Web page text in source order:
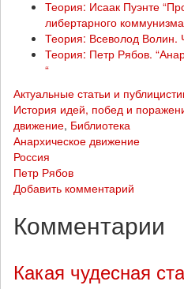
Теория: Исаак Пуэнте
либертарного коммунизма
Теория: Всеволод Волин.
Теория: Петр Рябов.
“
Актуальные статьи и
История идей, побед и
движение, Библиотека
Анархическое движение
Россия
Петр Рябов
Добавить комментарий
Комментарии
Какая чудесная